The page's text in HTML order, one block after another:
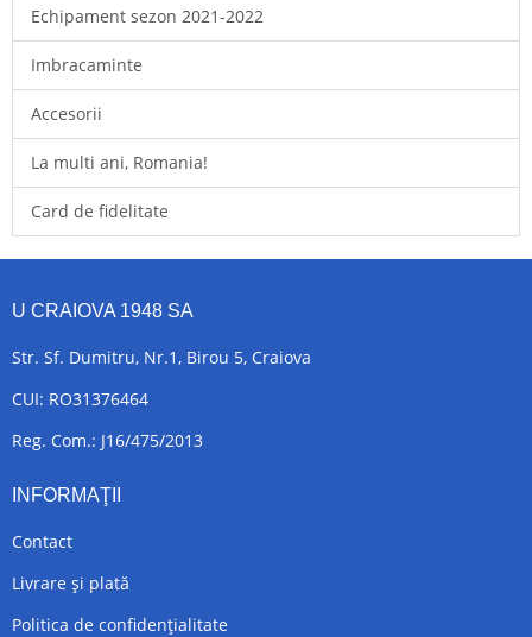
Echipament sezon 2021-2022
Imbracaminte
Accesorii
La multi ani, Romania!
Card de fidelitate
U CRAIOVA 1948 SA
Str. Sf. Dumitru, Nr.1, Birou 5, Craiova
CUI: RO31376464
Reg. Com.: J16/475/2013
INFORMAŢII
Contact
Livrare și plată
Politica de confidențialitate